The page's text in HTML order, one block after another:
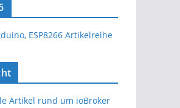
ESP8266 Artikelreihe
Artikel rund um ioBroker